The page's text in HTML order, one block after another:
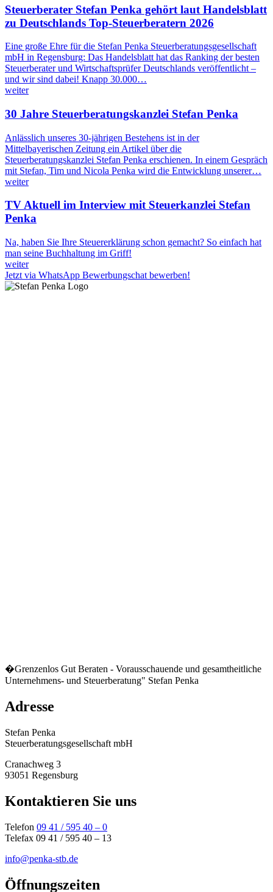
Steuerberater Stefan Penka gehört laut Handelsblatt
zu Deutschlands Top-Steuerberatern 2026
Eine große Ehre für die Stefan Penka Steuerberatungsgesellschaft
mbH in Regensburg: Das Handelsblatt hat das Ranking der besten
Steuerberater und Wirtschaftsprüfer Deutschlands veröffentlicht –
und wir sind dabei! Knapp 30.000…
weiter
30 Jahre Steuerberatungskanzlei Stefan Penka
Anlässlich unseres 30-jährigen Bestehens ist in der
Mittelbayerischen Zeitung ein Artikel über die
Steuerberatungskanzlei Stefan Penka erschienen. In einem Gespräch
mit Stefan, Tim und Nicola Penka wird die Entwicklung unserer…
weiter
TV Aktuell im Interview mit Steuerkanzlei Stefan
Penka
Na, haben Sie Ihre Steuererklärung schon gemacht? So einfach hat
man seine Buchhaltung im Griff!
weiter
Jetzt via WhatsApp Bewerbungschat bewerben!
Impressum
Informationspflichten
Anbieterkennzeichnung